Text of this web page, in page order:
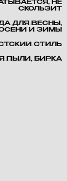
НЕ
СКОЛЬЗИТ
ДЛЯ ВЕСНЫ,
ОСЕНИ И ЗИМЫ
СТИЛЬ
ПЫЛИ, БИРКА